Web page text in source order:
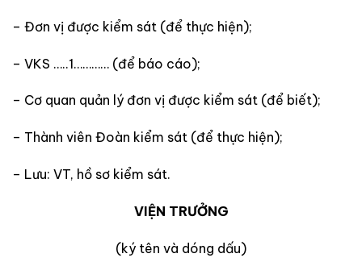
– Đơn vị được kiểm sát (để thực hiện);
– VKS …..1………… (để báo cáo);
– Cơ quan quản lý đơn vị được kiểm sát (để biết);
– Thành viên Đoàn kiểm sát (để thực hiện);
– Lưu: VT, hồ sơ kiểm sát.
VIỆN TRƯỞNG
(ký tên và dóng dấu)